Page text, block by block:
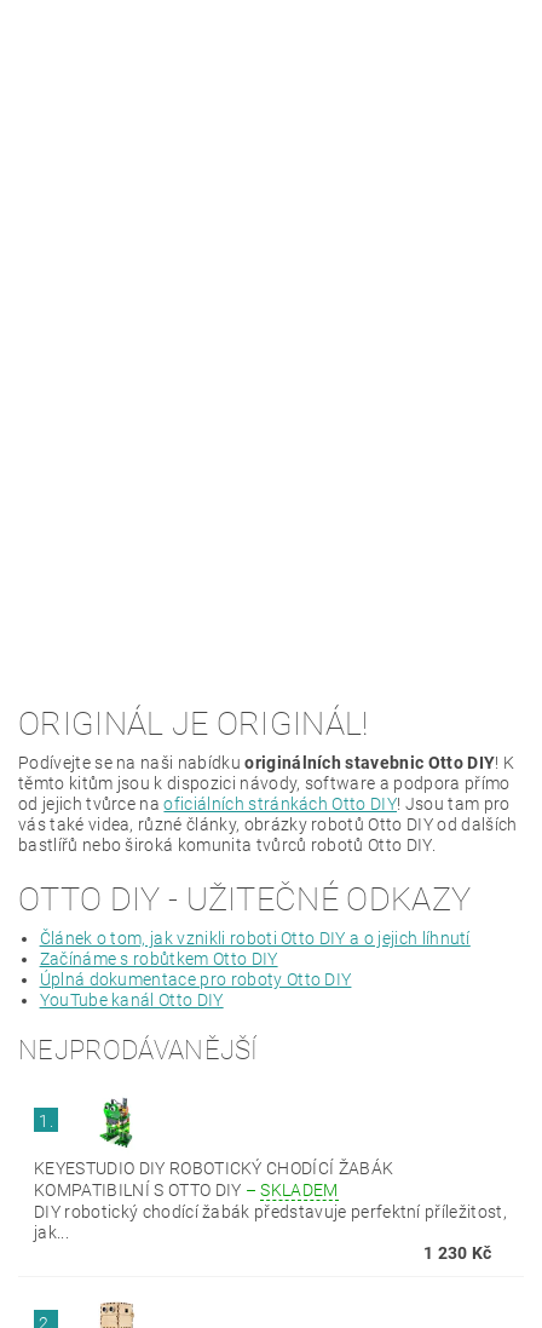
ORIGINÁL JE ORIGINÁL!
Podívejte se na naši nabídkuoriginálních stavebnic Otto DIY! K
těmto kitům jsou k dispozici návody, software a podpora přímo
od jejich tvůrce naoficiálních stránkách Otto DIY! Jsou tam pro
vás také videa, různé články, obrázky robotů Otto DIY od dalších
bastlířů nebo široká komunita tvůrců robotů Otto DIY.
OTTO DIY - UŽITEČNÉ ODKAZY
Článek o tom, jak vznikli roboti Otto DIY a o jejich líhnutí
Začínáme s robůtkem Otto DIY
Úplná dokumentace pro roboty Otto DIY
YouTube kanál Otto DIY
NEJPRODÁVANĚJŠÍ
1.
KEYESTUDIO DIY ROBOTICKÝ CHODÍCÍ ŽABÁK
KOMPATIBILNÍ S OTTO DIY –SKLADEM
DIY robotický chodící žabák představuje perfektní příležitost,
jak...
1 230 Kč
2.